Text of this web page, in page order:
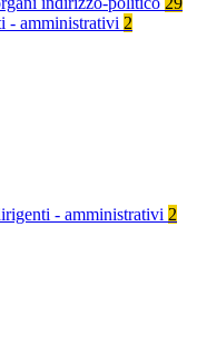
- amministrativi 2
- amministrativi 2